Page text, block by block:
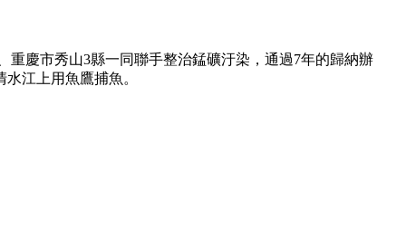
重慶市秀山3縣一同聯手整治錳礦汙染，通過7年的歸納辦
江上用魚鷹捕魚。